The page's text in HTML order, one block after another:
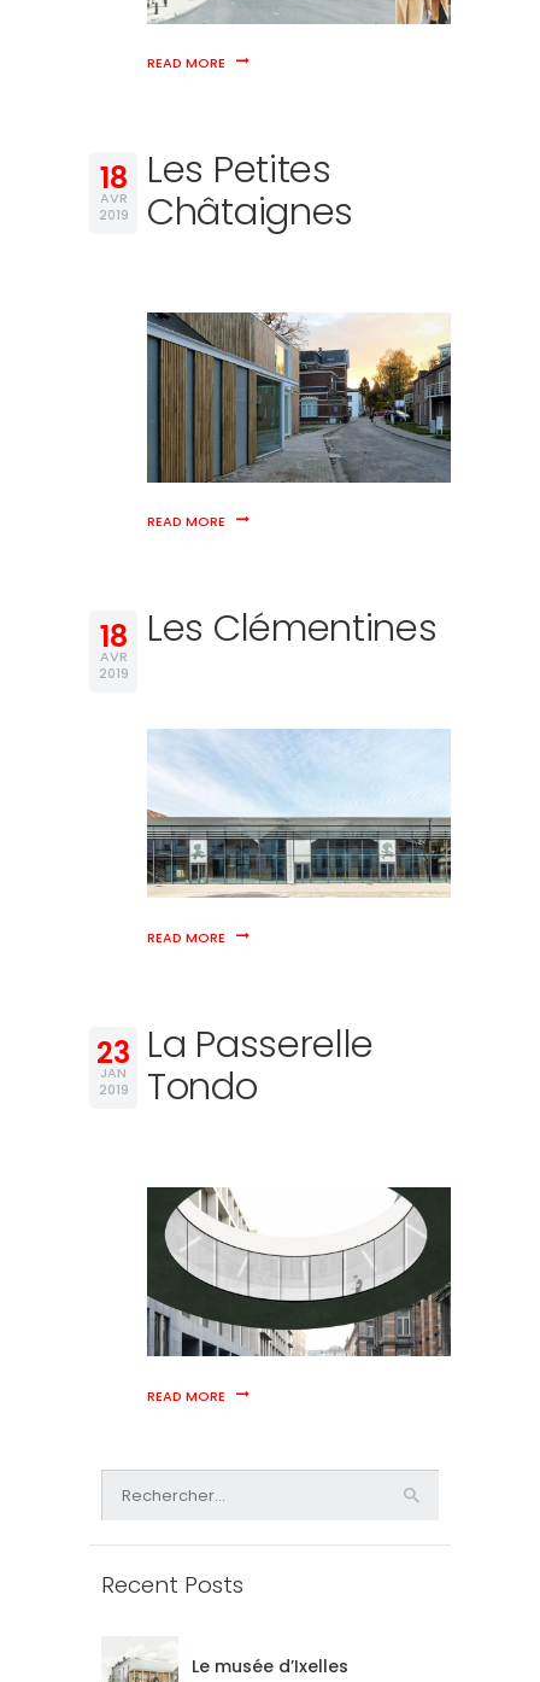
READ MORE
18
AVR
2019
Les Petites
Châtaignes
READ MORE
18
AVR
2019
Les Clémentines
READ MORE
23
JAN
2019
La Passerelle
Tondo
READ MORE
Recent Posts
Le musée d’Ixelles